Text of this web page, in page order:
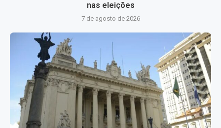
nas eleições
7 de agosto de 2026